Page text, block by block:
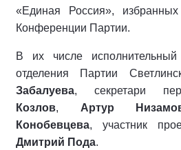
«Единая Россия»,
Конференции Партии.
В их числе исполнительный
отделения Партии
Забалуева, секретари
Козлов, Артур
Конобевцева, участник
Дмитрий Пода.